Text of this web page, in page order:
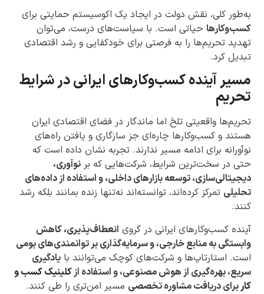
به‌طور کلی، نقش دولت در ایجاد یک اکوسیستم حمایتی برای
کسب‌وکارها حیاتی است. با سیاست‌های درست، می‌توان
تهدید تحریم‌ها را به فرصتی برای خودکفایی و رشد اقتصادی
تبدیل کرد.
مسیر آینده کسب‌وکارهای ایرانی در شرایط
تحریم
تحریم‌ها واقعیتی تلخ اما ماندگار در فضای اقتصادی ایران
هستند و کسب‌وکارها چاره‌ای جز سازگاری و یافتن راه‌های
نوآورانه برای ادامه مسیر ندارند. تجربه نشان داده است که
حتی در سخت‌ترین شرایط، شرکت‌هایی که بر نوآوری،
دیجیتالی‌سازی، توسعه بازارهای داخلی، و استفاده از داده‌های
تحلیلی تمرکز کرده‌اند، توانسته‌اند نه‌تنها زنده بمانند بلکه رشد
کنند.
آینده کسب‌وکارهای ایرانی در گروی انعطاف‌پذیری، کاهش
وابستگی به منابع خارجی، و سرمایه‌گذاری بر توانمندی‌های بومی
است. استارتاپ‌ها و شرکت‌های کوچک می‌توانند با یادگیری
سریع، بهره‌گیری از هوش مصنوعی، و استفاده از کلینیک‌ کسب و
کار برای دریافت مشاوره تخصصی مسیر امن‌تری را طی کنند.